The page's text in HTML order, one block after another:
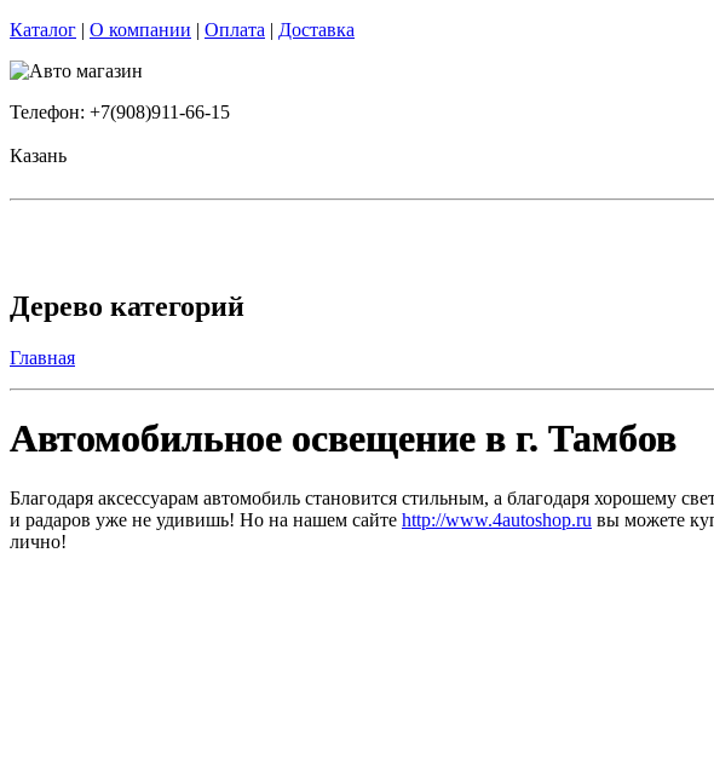
Каталог | О компании | Оплата | Доставка
Телефон: +7(908)911-66-15
Казань
Дерево категорий
Главная
Автомобильное освещение в г. Тамбов
Благодаря аксессуарам автомобиль становится стильным, а благодаря хорошему
и радаров уже не удивишь! Но на нашем сайте http://www.4autoshop.ru вы можете
лично!